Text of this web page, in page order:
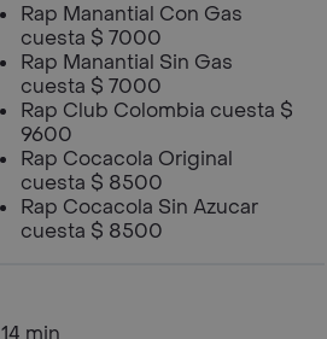
Rap Manantial Con Gas
cuesta $ 7000
Rap Manantial Sin Gas
cuesta $ 7000
Rap Club Colombia cuesta $
9600
Rap Cocacola Original
cuesta $ 8500
Rap Cocacola Sin Azucar
cuesta $ 8500
14 min